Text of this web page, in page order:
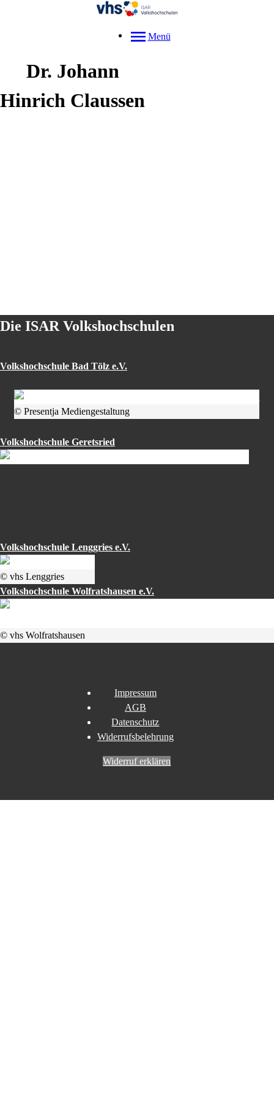
Menü
Dr. Johann
Hinrich Claussen
Die ISAR Volkshochschulen
Volkshochschule Bad Tölz e.V.
© Presentja Mediengestaltung
Volkshochschule Geretsried
Volkshochschule Lenggries e.V.
© vhs Lenggries
Volkshochschule Wolfratshausen e.V.
© vhs Wolfratshausen
Impressum
AGB
Datenschutz
Widerrufsbelehrung
Widerruf erklären